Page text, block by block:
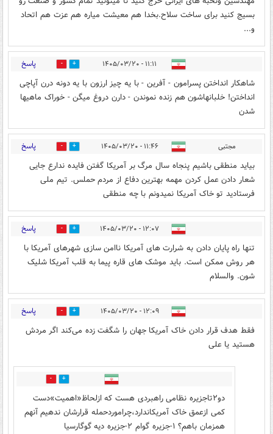
بسیج کنید برای ساخت سلاح.بخدا هم معیشت میاره هم عزت هم اتحاد
و...
۱۱:۱۱ - ۱۴۰۵/۰۳/۲۰ 0 پاسخ
شاهکار انداختن پسرامون - آفرین - با یه چیز ارزون با یه دونه درن آپاچی
انداختن! خلبانهاشون هم زنده نموندن - دارن دروغ میگن - خوراک ماهیها
شدن
مجتبی ۱۱:۴۶ - ۱۴۰۵/۰۳/۲۰ 0 پاسخ
بیاید منطقی باشیم پنجاه سال مرگ بر آمریکا گفتن فایده ندارع جایی
شعار دادن عمل کردن مهمه بهترین دفاع از مردم حملس. تیم ملی
فرستادید تو خاک آمریکا نمیدونم با چه منطقی
۱۲:۰۷ - ۱۴۰۵/۰۳/۲۰ 0 پاسخ
تنها راه پایان دادن به شرارت های آمریکا ناامن سازی شهرهای آمریکا با
هر روش ممکن است. باید موشک های قاره پیما به قلب آمریکا شلیک
شون. والسلام
۱۲:۰۹ - ۱۴۰۵/۰۳/۲۰ 3 پاسخ
فقط هدف قرار دادن خاک آمریکا جهان را شگفت زده می‌کند اگر مردش
هستید یا علی
0
دو۲تاجزیره نظامی راهبردی هست که ازلحاظ«اهمیت»دست
کمی ازعمق خاک آمریکاندارد،چراموردحمله قرارشان ندهیم آنهم
همزمان باهم؟ ۱-جزیره گوام ۲-جزیره دیه گوگارسیا